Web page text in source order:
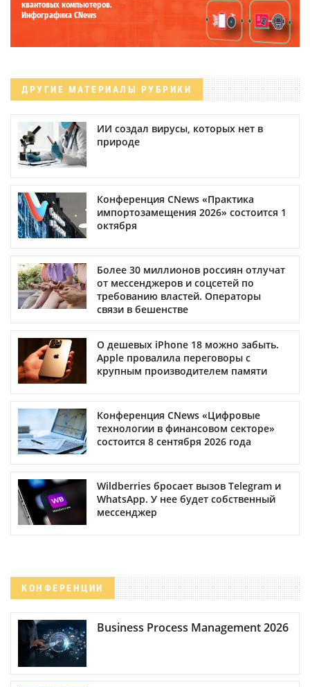
квантовых компьютеров.
Инфографика CNews
ДРУГИЕ МАТЕРИАЛЫ РУБРИКИ
ИИ создал вирусы, которых нет в
природе
Конференция CNews «Практика
импортозамещения 2026» состоится 1
октября
Более 30 миллионов россиян отлучат
от мессенджеров и соцсетей по
требованию властей. Операторы
связи в бешенстве
О дешевых iPhone 18 можно забыть.
Apple провалила переговоры с
крупным производителем памяти
Конференция CNews «Цифровые
технологии в финансовом секторе»
состоится 8 сентября 2026 года
Wildberries бросает вызов Telegram и
WhatsApp. У нее будет собственный
мессенджер
КОНФЕРЕНЦИИ
Business Process Management 2026